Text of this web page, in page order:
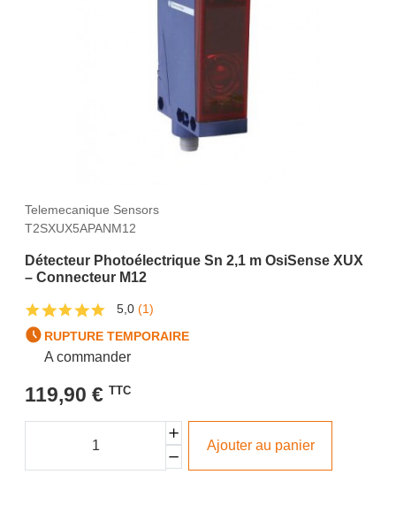
Telemecanique Sensors
T2SXUX5APANM12
Détecteur Photoélectrique Sn 2,1 m OsiSense XUX
– Connecteur M12
5,0 (1)
RUPTURE TEMPORAIRE
A commander
119,90 € TTC
Ajouter au panier